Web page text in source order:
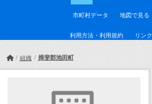
市町村データ 地図で見る
利用方法・利用規約 リンク
組織 揖斐郡池田町